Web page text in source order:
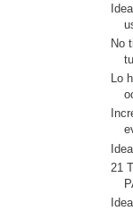
No
Lo
21